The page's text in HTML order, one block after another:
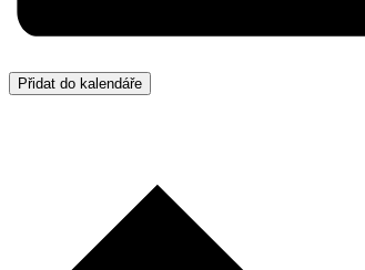
Přidat do kalendáře